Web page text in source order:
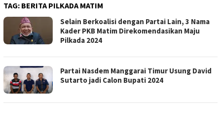
TAG: BERITA PILKADA MATIM
Selain Berkoalisi dengan Partai Lain, 3 Nama
Kader PKB Matim Direkomendasikan Maju
Pilkada 2024
Partai Nasdem Manggarai Timur Usung David
Sutarto jadi Calon Bupati 2024